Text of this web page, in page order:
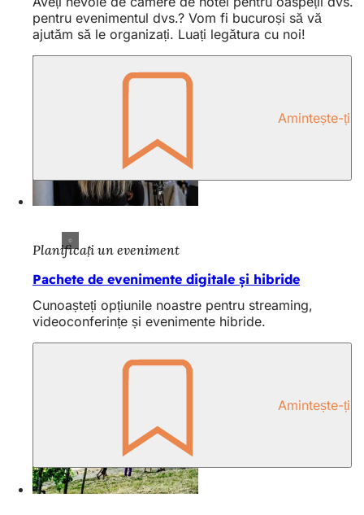
pentru evenimentul dvs.? Vom fi bucuroși să vă
ajutăm să le organizați. Luați legătura cu noi!
Amintește-ți
Planificați un eveniment
Pachete de evenimente digitale și hibride
Cunoașteți opțiunile noastre pentru streaming,
videoconferințe și evenimente hibride.
Amintește-ți